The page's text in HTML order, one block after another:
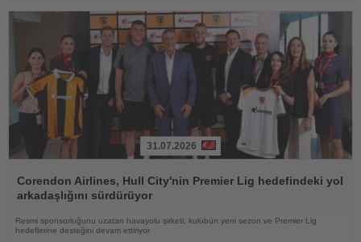
Oku
31.07.2026
Corendon Airlines, Hull City'nin Premier Lig hedefindeki yol
arkadaşlığını sürdürüyor
Resmi sponsorluğunu uzatan havayolu şirketi, kulübün yeni sezon ve Premier Lig
hedeflerine desteğini devam ettiriyor